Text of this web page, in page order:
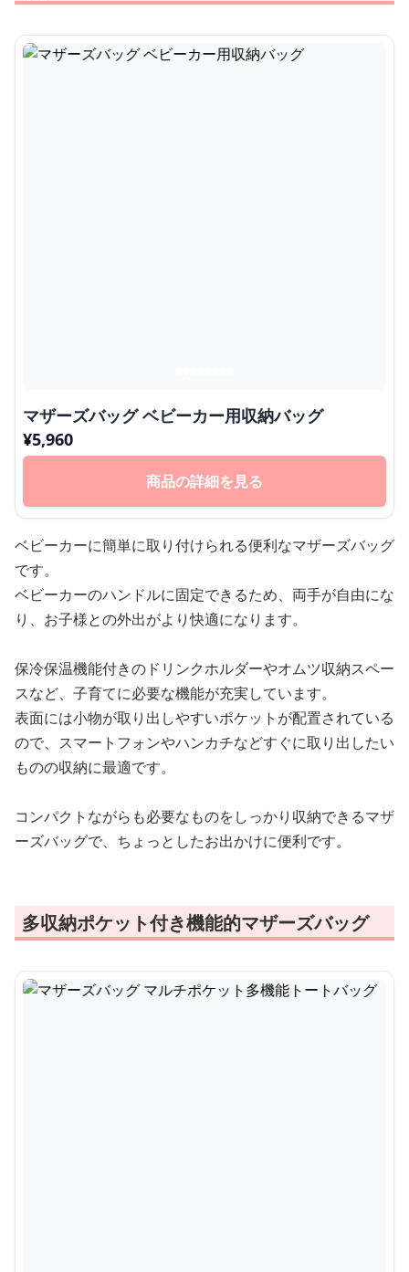
マザーズバッグ ベビーカー用収納バッグ
¥5,960
商品の詳細を見る
ベビーカーに簡単に取り付けられる便利なマザーズバッグ
です。
ベビーカーのハンドルに固定できるため、両手が自由にな
り、お子様との外出がより快適になります。
保冷保温機能付きのドリンクホルダーやオムツ収納スペー
スなど、子育てに必要な機能が充実しています。
表面には小物が取り出しやすいポケットが配置されている
ので、スマートフォンやハンカチなどすぐに取り出したい
ものの収納に最適です。
コンパクトながらも必要なものをしっかり収納できるマザ
ーズバッグで、ちょっとしたお出かけに便利です。
多収納ポケット付き機能的マザーズバッグ